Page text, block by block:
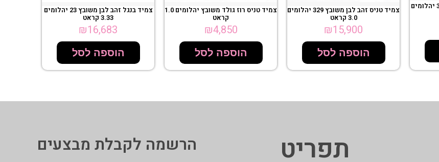
צמיד טניס זהב לבן בשיבוץ 33 יהלומים צמיד טניס זהב לבן משובץ 329 יהלומים
3.0 קראט
₪15,900
הוספה לסל
צמיד טניס רוז גולד משובץ יהלומים 1.0
קראט
₪4,850
הוספה לסל
צמיד בנגל זהב לבן משובץ 23 יהלומים
3.33 קראט
₪16,683
הוספה לסל
תפריט הרשמה לקבלת מבצעים